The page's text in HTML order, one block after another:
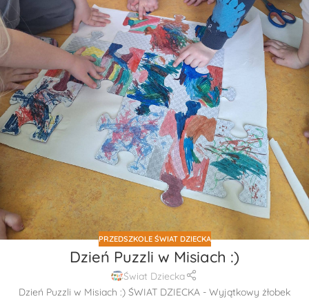
PRZEDSZKOLE ŚWIAT DZIECKA
Dzień Puzzli w Misiach :)
Świat Dziecka
Dzień Puzzli w Misiach :) ŚWIAT DZIECKA - Wyjątkowy żłobek